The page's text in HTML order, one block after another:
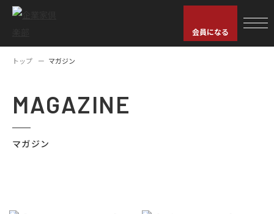
会員になる
トップ マガジン
MAGAZINE
マガジン